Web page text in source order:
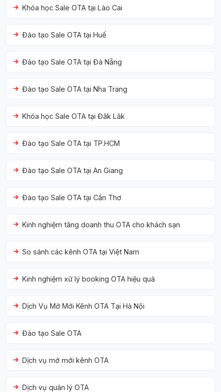
Khóa học Sale OTA tại Lào Cai
Đào tạo Sale OTA tại Huế
Đào tạo Sale OTA tại Đà Nẵng
Đào tạo Sale OTA tại Nha Trang
Khóa học Sale OTA tại Đăk Lăk
Đào tạo Sale OTA tại TP.HCM
Đào tạo Sale OTA tại An Giang
Đào tạo Sale OTA tại Cần Thơ
Kinh nghiệm tăng doanh thu OTA cho khách sạn
So sánh các kênh OTA tại Việt Nam
Kinh nghiệm xử lý booking OTA hiệu quả
Dịch Vụ Mở Mới Kênh OTA Tại Hà Nội
Đào tạo Sale OTA
Dịch vụ mở mới kênh OTA
Dịch vụ quản lý OTA